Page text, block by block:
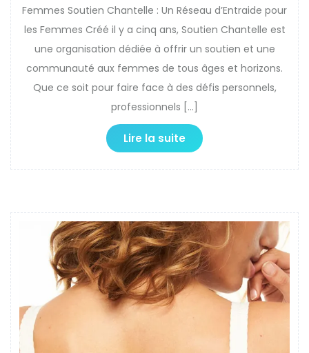
Femmes Soutien Chantelle : Un Réseau d’Entraide pour
les Femmes Créé il y a cinq ans, Soutien Chantelle est
une organisation dédiée à offrir un soutien et une
communauté aux femmes de tous âges et horizons.
Que ce soit pour faire face à des défis personnels,
professionnels […]
Lire la suite